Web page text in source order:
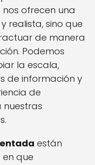
ofrecen una
realista, sino que
de manera
Podemos
la escala,
de información y
de
nuestras
están
que